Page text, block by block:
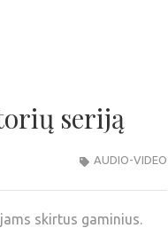
seriją
AUDIO-VIDEO
skirtus gaminius.